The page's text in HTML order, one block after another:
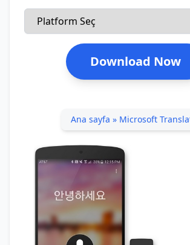
Download Now
Ana sayfa » Microsoft